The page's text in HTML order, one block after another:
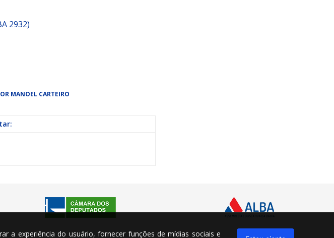
2932)
MANOEL CARTEIRO
a experiência do usuário, fornecer funções de mídias sociais e